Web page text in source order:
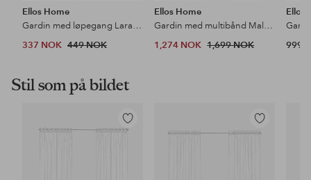
Ellos Home
Gardin med løpegang Lara 2-pk
337 NOK 449 NOK
Ellos Home
Gardin med multibånd Malva Wide ekstra bred, 1 stk i 100% lin
1,274 NOK 1,699 NOK
Ellos
999
Stil som på bildet
Legg
Legg
til